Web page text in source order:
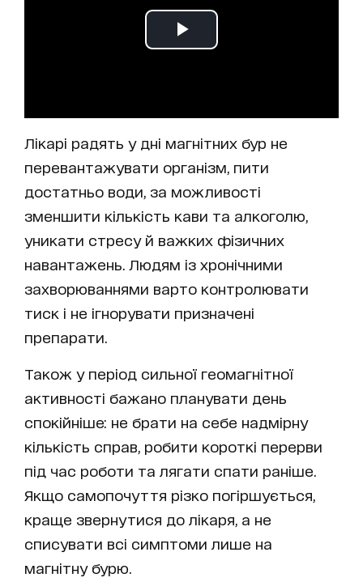
Лікарі радять у дні магнітних бур не
перевантажувати організм, пити
достатньо води, за можливості
зменшити кількість кави та алкоголю,
уникати стресу й важких фізичних
навантажень. Людям із хронічними
захворюваннями варто контролювати
тиск і не ігнорувати призначені
препарати.
Також у період сильної геомагнітної
активності бажано планувати день
спокійніше: не брати на себе надмірну
кількість справ, робити короткі перерви
під час роботи та лягати спати раніше.
Якщо самопочуття різко погіршується,
краще звернутися до лікаря, а не
списувати всі симптоми лише на
магнітну бурю.